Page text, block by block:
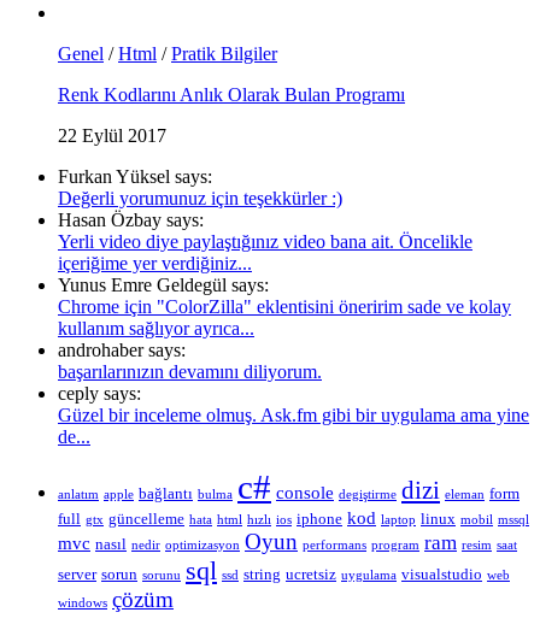
Genel /Html /Pratik Bilgiler
Renk Kodlarını Anlık Olarak Bulan Programı
22 Eylül 2017
Furkan Yüksel says:
Değerli yorumunuz için teşekkürler :)
Hasan Özbay says:
Yerli video diye paylaştığınız video bana ait. Öncelikle
içeriğime yer verdiğiniz...
Yunus Emre Geldegül says:
Chrome için "ColorZilla" eklentisini öneririm sade ve kolay
kullanım sağlıyor ayrıca...
androhaber says:
başarılarınızın devamını diliyorum.
ceply says:
Güzel bir inceleme olmuş. Ask.fm gibi bir uygulama ama yine
de...
anlatım apple bağlantı bulma c# console degiştirme dizi eleman form
full gtx güncelleme hata html hızlı ios iphone kod laptop linux mobil mssql
mvc nasıl nedir optimizasyon Oyun performans program ram resim saat
server sorun sorunu sql ssd string ucretsiz uygulama visualstudio web
windows çözüm